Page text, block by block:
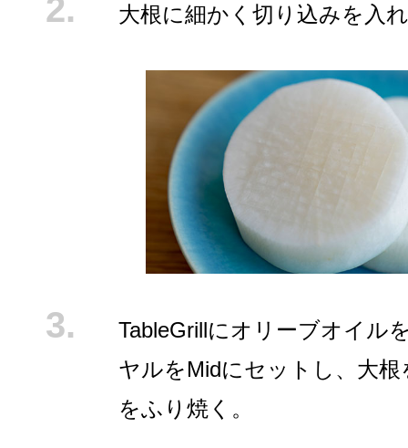
大根に細かく切り込みを入
TableGrillにオリーブオイル
ヤルをMidにセットし、大
をふり焼く。